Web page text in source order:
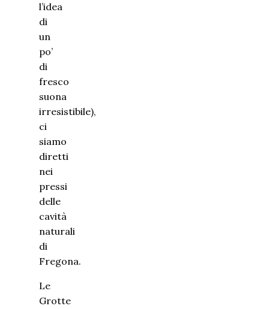
l’idea
di
un
po’
di
fresco
suona
irresistibile),
ci
siamo
diretti
nei
pressi
delle
cavità
naturali
di
Fregona.
Le
Grotte